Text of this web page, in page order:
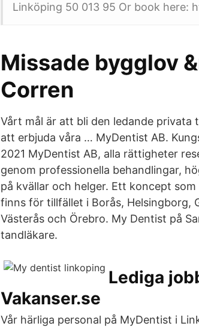
Linköping 50 013 95 Or book here:
Missade bygglov
Corren
Vårt mål är att bli den ledande privata
att erbjuda våra … MyDentist AB.
2021 MyDentist AB, alla rättigheter
genom professionella behandlingar,
på kvällar och helger. Ett koncept
finns för tillfället i Borås, Helsingborg,
Västerås och Örebro. My Dentist på
tandläkare.
Lediga
Vakanser.se
Vår härliga personal på MyDentist i